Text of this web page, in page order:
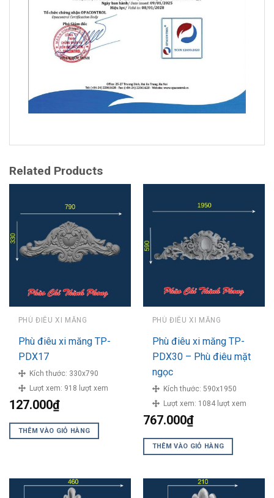
Related Products
PHÙ ĐIÊU XI MĂNG
Phù điêu xi măng TP-
PDX17
Kích thước: 330x790
Lượt xem: 918 lượt xem
127.000₫
THÊM VÀO GIỎ HÀNG
PHÙ ĐIÊU XI MĂNG
Phù điêu xi măng TP-
PDX30 – Phù điêu mặt
ngọc
Kích thước: 590x1950
Lượt xem: 1084 lượt xem
767.000₫
THÊM VÀO GIỎ HÀNG